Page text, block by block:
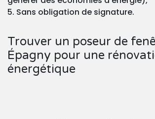
5. Sans obligation de signature.
Trouver un poseur de
Épagny pour une
énergétique